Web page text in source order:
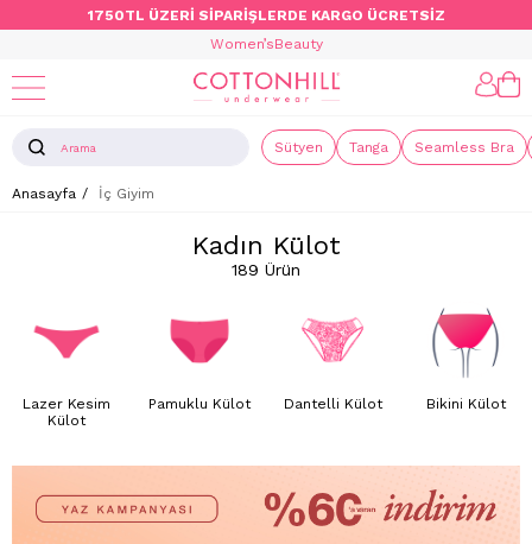
1750TL ÜZERİ SİPARİŞLERDE KARGO ÜCRETSİZ
Women’sBeauty
Sütyen Tanga Seamless Bra
Anasayfa İç Giyim
Kadın Külot
189 Ürün
Lazer Kesim
Külot
Pamuklu Külot Dantelli Külot Bikini Külot